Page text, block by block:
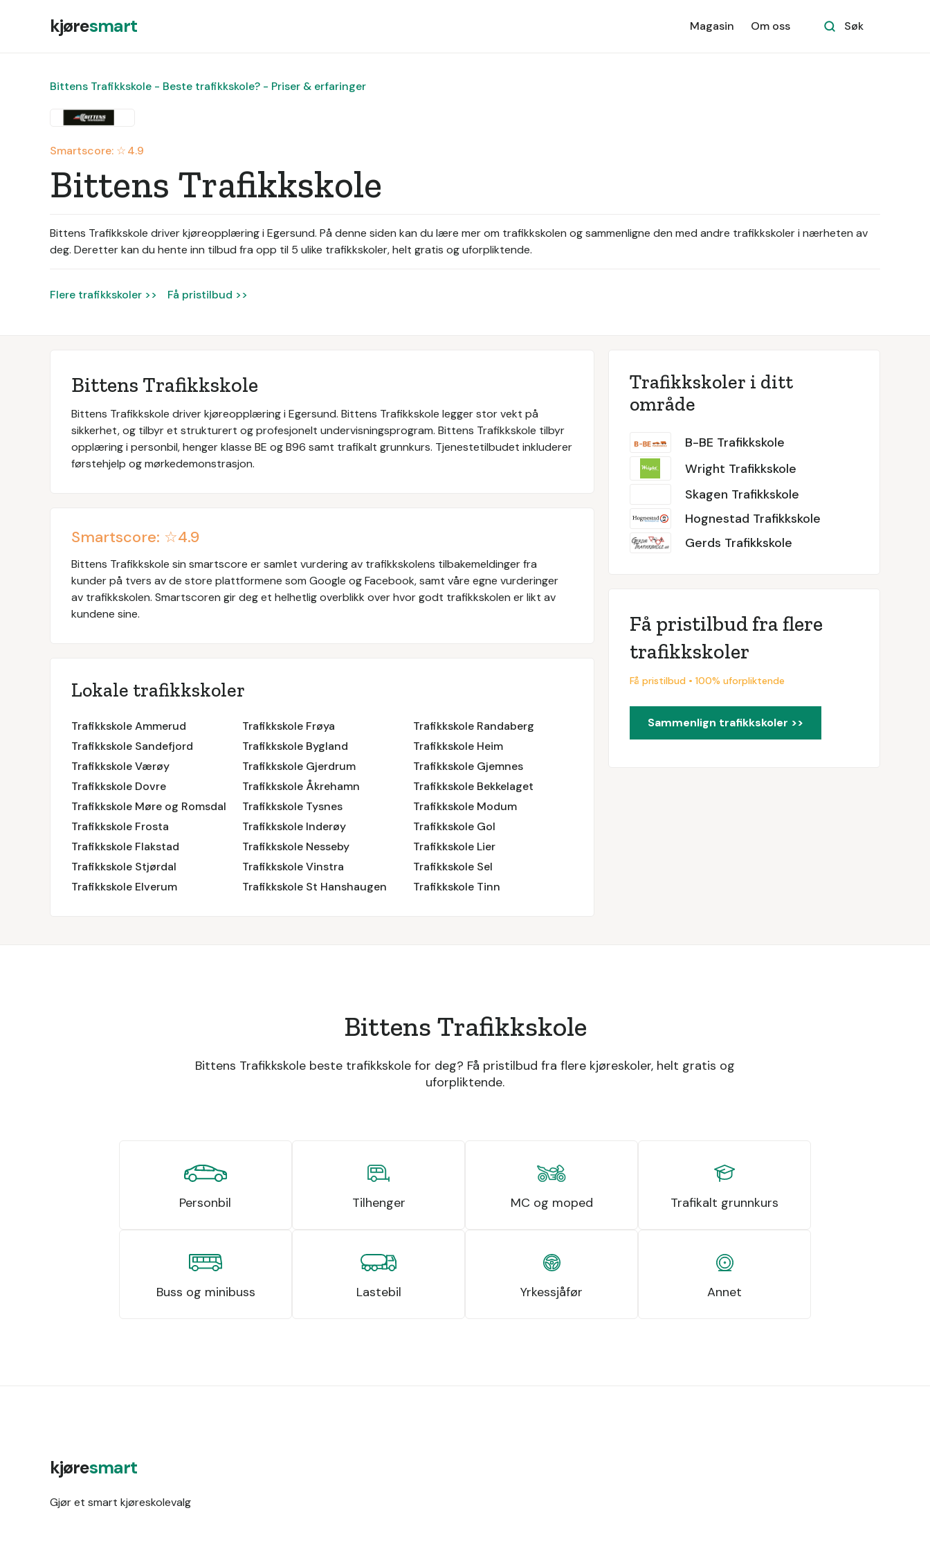
kjøresmart Magasin Om oss Søk
Bittens Trafikkskole - Beste trafikkskole? - Priser & erfaringer
Smartscore: ☆4.9
Bittens Trafikkskole
Bittens Trafikkskole driver kjøreopplæring i Egersund. På denne siden kan du lære mer om trafikkskolen og sammenligne den med andre trafikkskoler i nærheten av
deg. Deretter kan du hente inn tilbud fra opp til 5 ulike trafikkskoler, helt gratis og uforpliktende.
Flere trafikkskoler >> Få pristilbud >>
Bittens Trafikkskole
Bittens Trafikkskole driver kjøreopplæring i Egersund. Bittens Trafikkskole legger stor vekt på
sikkerhet, og tilbyr et strukturert og profesjonelt undervisningsprogram. Bittens Trafikkskole tilbyr
opplæring i personbil, henger klasse BE og B96 samt trafikalt grunnkurs. Tjenestetilbudet inkluderer
førstehjelp og mørkedemonstrasjon.
Smartscore: ☆4.9
Bittens Trafikkskole sin smartscore er samlet vurdering av trafikkskolens tilbakemeldinger fra
kunder på tvers av de store plattformene som Google og Facebook, samt våre egne vurderinger
av trafikkskolen. Smartscoren gir deg et helhetlig overblikk over hvor godt trafikkskolen er likt av
kundene sine.
Lokale trafikkskoler
Trafikkskole Ammerud Trafikkskole Frøya
Trafikkskole Randaberg
Trafikkskole Sandefjord
Trafikkskole Bygland
Trafikkskole Heim
Trafikkskole Værøy
Trafikkskole Gjerdrum
Trafikkskole Gjemnes
Trafikkskole Dovre
Trafikkskole Åkrehamn
Trafikkskole Bekkelaget
Trafikkskole Møre og Romsdal
Trafikkskole Tysnes
Trafikkskole Modum
Trafikkskole Frosta
Trafikkskole Inderøy
Trafikkskole Gol
Trafikkskole Flakstad
Trafikkskole Nesseby
Trafikkskole Lier
Trafikkskole Stjørdal
Trafikkskole Vinstra
Trafikkskole Sel
Trafikkskole Elverum
Trafikkskole St Hanshaugen Trafikkskole Tinn
Trafikkskoler i ditt
område
B-BE Trafikkskole
Wright Trafikkskole
Skagen Trafikkskole
Hognestad Trafikkskole
Gerds Trafikkskole
Få pristilbud fra flere
trafikkskoler
Få pristilbud • 100% uforpliktende
Sammenlign trafikkskoler >>
Bittens Trafikkskole
Bittens Trafikkskole beste trafikkskole for deg? Få pristilbud fra flere kjøreskoler, helt gratis og
uforpliktende.
Personbil Tilhenger MC og moped Trafikalt grunnkurs
Buss og minibuss Lastebil Yrkessjåfør Annet
kjøresmart
Gjør et smart kjøreskolevalg